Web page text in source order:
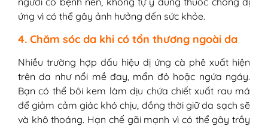
ứng vì có thể gây ảnh hưởng đến sức khỏe.
4. Chăm sóc da khi có tổn thương ngoài da
Nhiều trường hợp dấu hiệu dị ứng cà phê xuất hiện
trên da như nổi mề đay, mẩn đỏ hoặc ngứa ngáy.
Bạn có thể bôi kem làm dịu chứa chiết xuất rau má
để giảm cảm giác khó chịu, đồng thời giữ da sạch sẽ
và khô thoáng. Hạn chế gãi mạnh vì có thể gây trầy